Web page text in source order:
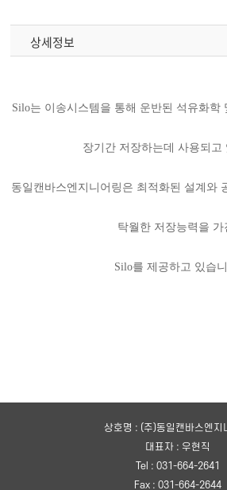
상세정보
Silo는 이송시스템을 통해 운반된 석유화학
장기간 저장하는데 사용되고
동일캔바스엔지니어링은 최적화된 설계와
탁월한 저장능력을 가
Silo를 제공하고 있습
상호명 : (주)동일캔바스엔지
대표자 : 우현직
Tel : 031-664-2641
Fax : 031-664-2644